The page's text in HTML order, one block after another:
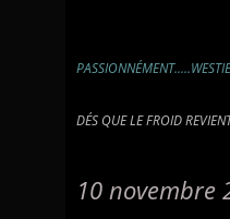
DÉS QUE LE FROID
10 novembre